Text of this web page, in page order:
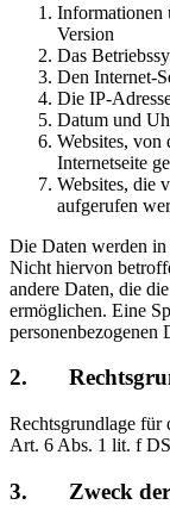
Informationen
Version
Das
Den Internet-
Die IP-
Datum und
Websites, von
Internetseite
Websites, die
aufgerufen
Die Daten werden in
Nicht hiervon
andere Daten, die
ermöglichen. Eine
personenbezogenen
2.
Rechtsgrundlage für
Art. 6 Abs. 1 lit. f
3. Zweck der